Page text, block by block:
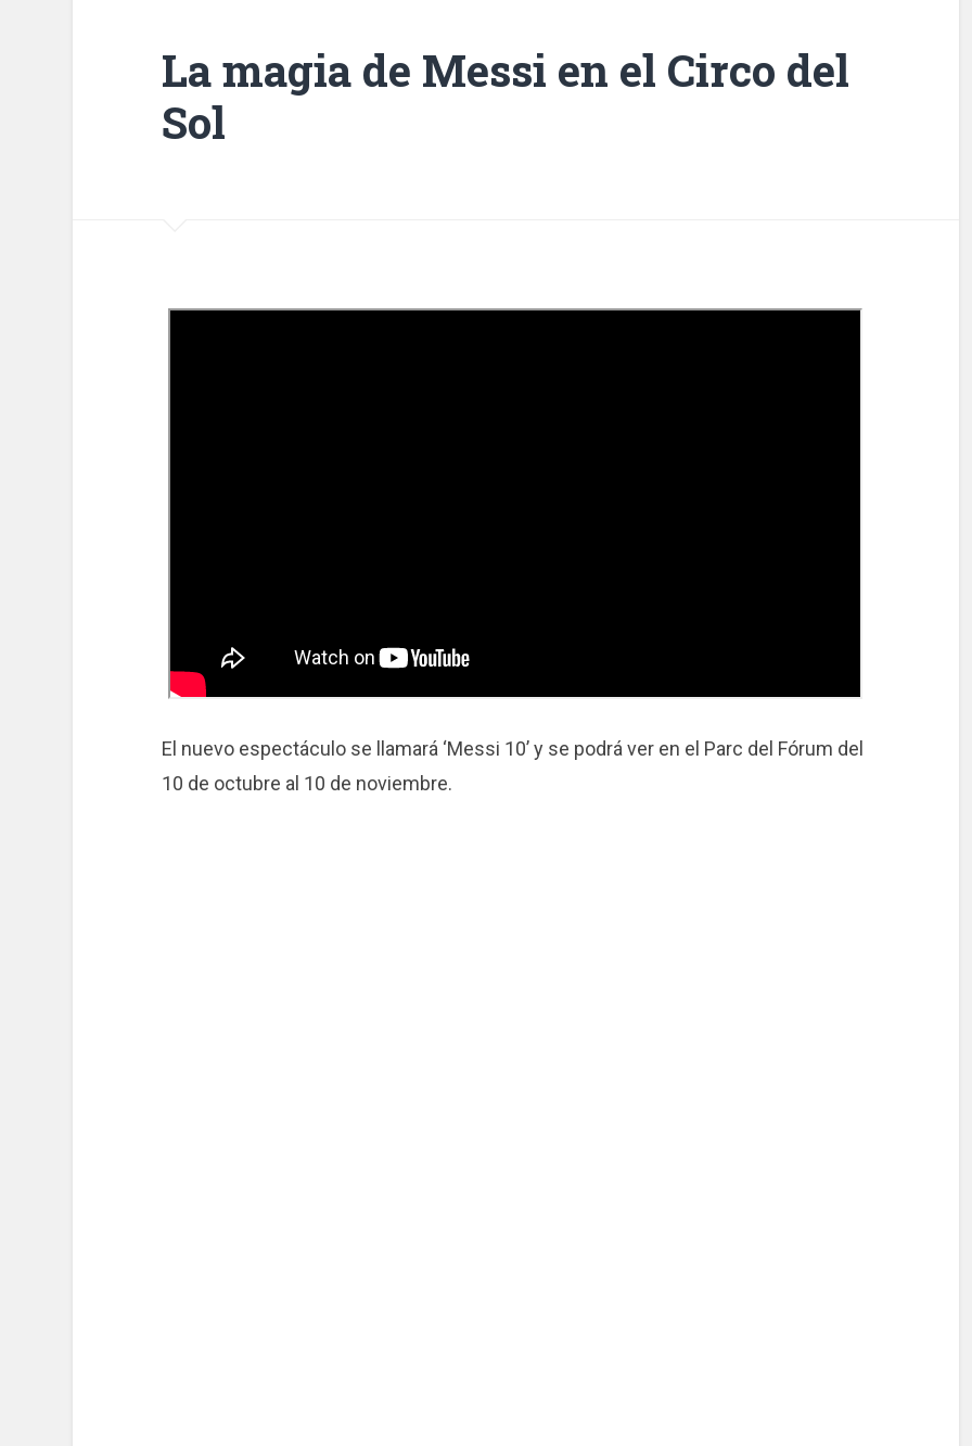
La magia de Messi en el Circo del
Sol
El nuevo espectáculo se llamará ‘Messi 10’ y se podrá ver en el Parc del Fórum del
10 de octubre al 10 de noviembre.